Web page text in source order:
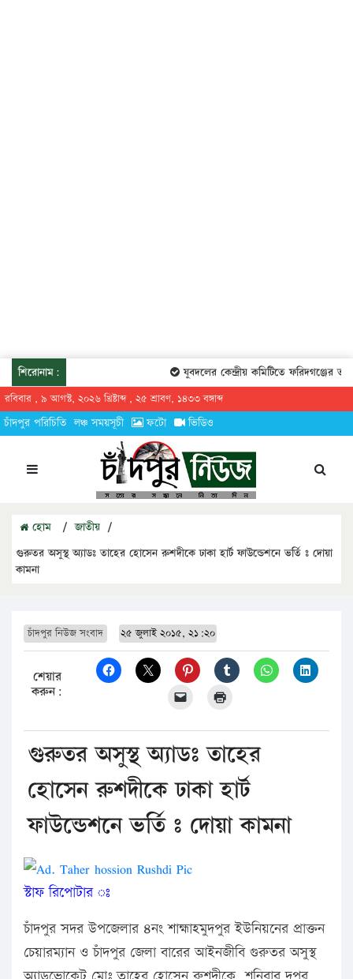
শিরোনাম: যুবদলের কেন্দ্রীয় কমিটিতে ফরিদগঞ্জের তারেকুর
রবিবার , ৯ আগস্ট, ২০২৬ খ্রিষ্টাব্দ , ২৫ শ্রাবণ, ১৪৩৩ বঙ্গাব্দ
চাঁদপুর পরিচিতি লঞ্চ সময়সূচী ফটো ভিডিও
হোম / জাতীয় /
গুরুতর অসুস্থ অ্যাডঃ তাহের হোসেন রুশদীকে ঢাকা হার্ট ফাউন্ডেশনে ভর্তি ঃ দোয়া
কামনা
চাঁদপুর নিউজ সংবাদ ২৫ জুলাই ২০১৫, ২১:২০
শেয়ার
করুন:
গুরুতর অসুস্থ অ্যাডঃ তাহের
হোসেন রুশদীকে ঢাকা হার্ট
ফাউন্ডেশনে ভর্তি ঃ দোয়া কামনা
স্টাফ রিপোটার ঃ
চাঁদপুর সদর উপজেলার ৪নং শাহ্মাহমুদপুর ইউনিয়নের প্রাক্তন
চেয়ারম্যান ও চাঁদপুর জেলা বারের আইনজীবি গুরুতর অসুস্থ